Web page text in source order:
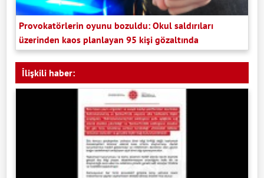
Provokatörlerin oyunu bozuldu: Okul saldırıları
üzerinden kaos planlayan 95 kişi gözaltında
İlişkili haber: